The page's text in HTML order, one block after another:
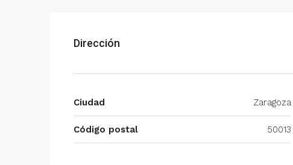
Dirección
Ciudad Zaragoza
Código postal 50013